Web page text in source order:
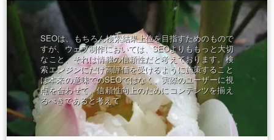
SEOは、もちろん検索結果上位を目指すためのもので
すが、ウェブ制作においては、SEOよりももっと大切
なこと、それは情報の信頼性だと考えております。検
索エンジンにだけ高評価を受けるように施策すること
は本来の意味でのSEOではなく、実際のユーザーに視
点を合わせて、信頼性向上のためにコンテンツを揃え
るべきであると考えて